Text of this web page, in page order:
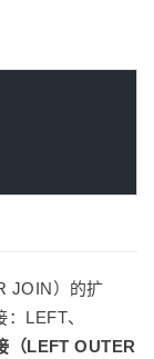
JOIN）的扩
LEFT、
（LEFT OUTER